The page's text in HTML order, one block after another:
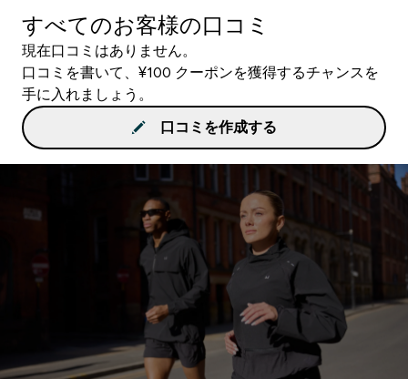
すべてのお客様の口コミ
現在口コミはありません。
口コミを書いて、¥100 クーポンを獲得するチャンスを
手に入れましょう。
口コミを作成する